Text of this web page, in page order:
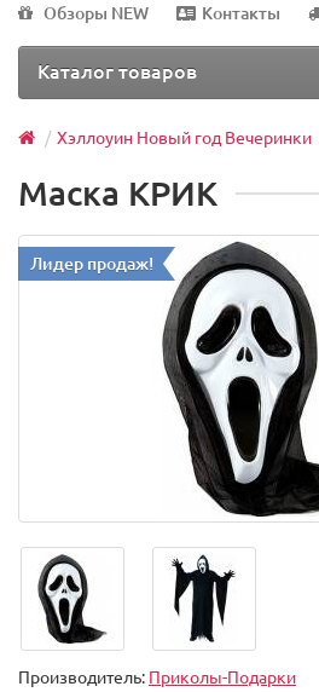
Обзоры NEW
Контакты
Каталог товаров
Хэллоуин Новый год Вечеринки
Маска КРИК
Лидер продаж!
Производитель: Приколы-Подарки